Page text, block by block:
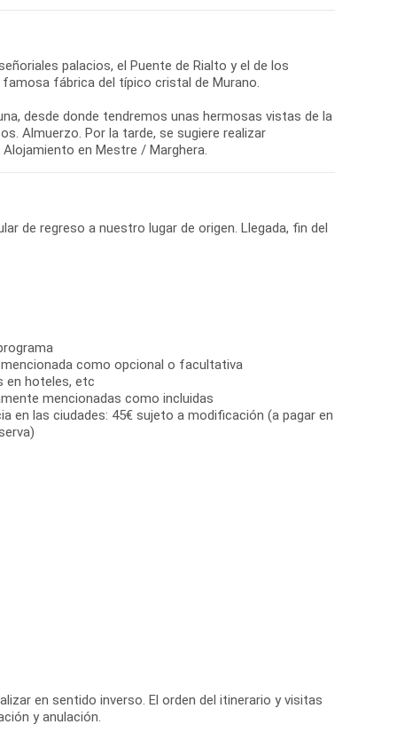
palacios, el Puente de Rialto y el de los
fábrica del típico cristal de Murano.
desde donde tendremos unas hermosas vistas de la
Almuerzo. Por la tarde, se sugiere realizar
de regreso a nuestro lugar de origen. Llegada, fin del
como opcional o facultativa
en hoteles, etc
mencionadas como incluidas
en las ciudades: 45€ sujeto a modificación (a pagar en
en sentido inverso. El orden del itinerario y visitas
y anulación.